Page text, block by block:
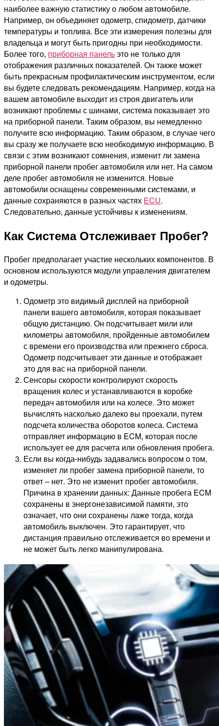
наиболее важную статистику о любом автомобиле.
Например, он объединяет одометр, спидометр, датчики
температуры и топлива. Все эти измерения полезны для
владельца и могут быть пригодны при необходимости.
Более того, приборная панельэто не только для
отображения различных показателей. Он также может
быть прекрасным профилактическим инструментом, если
вы будете следовать рекомендациям. Например, когда на
вашем автомобиле выходит из строя двигатель или
возникают проблемы с шинами, система показывает это
на приборной панели. Таким образом, вы немедленно
получите всю информацию. Таким образом, в случае чего
вы сразу же получаете всю необходимую информацию. В
связи с этим возникают сомнения, изменит ли замена
приборной панели пробег автомобиля или нет. На самом
деле пробег автомобиля не изменится. Новые
автомобили оснащены современными системами, и
данные сохраняются в разных частях ECU.
Следовательно, данные устойчивы к изменениям.
Как Система Отслеживает Пробег?
Пробег предполагает участие нескольких компонентов. В
основном используются модули управления двигателем
и одометры.
Одометр это видимый дисплей на приборной
панели вашего автомобиля, которая показывает
общую дистанцию. Он подсчитывает мили или
километры автомобиля, пройденные автомобилем
с времени его производства или прежнего сброса.
Одометр подсчитывает эти данные и отображает
это для вас на приборной панели.
Сенсоры скорости контролируют скорость
вращения колес и устанавливаются в коробке
передач автомобиля или на колесе. Это может
вычислять насколько далеко вы проехали, путем
подсчета количества оборотов колеса. Система
отправляет информацию в ECM, которая после
использует ее для расчета или обновления пробега.
Если вы когда-нибудь задавались вопросом о том,
изменяет ли пробег замена приборной панели, то
ответ – нет. Это не изменит пробег автомобиля.
Причина в хранении данных: Данные пробега ECM
сохранены в энергонезависимой памяти, это
означает, что они сохранены лаже тогда, когда
автомобиль выключен. Это гарантирует, что
дистанция правильно отслеживается во времени и
не может быть легко манипулирована.